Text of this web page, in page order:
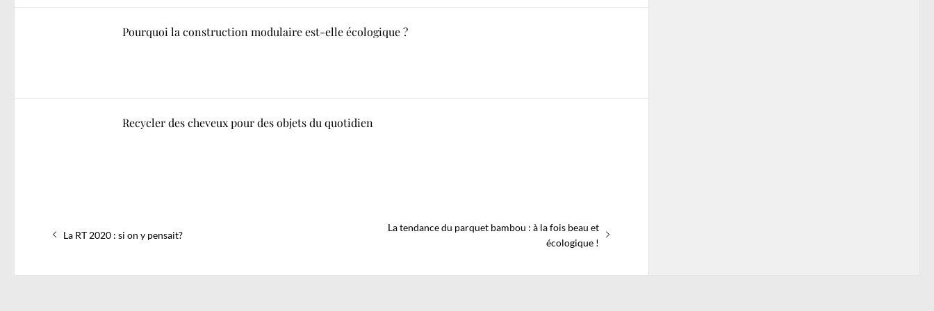
Pourquoi la construction modulaire est-elle écologique ?
Recycler des cheveux pour des objets du quotidien
de
Previous
La RT 2020 : si on y pensait?
Next
La tendance du parquet bambou : à la fois beau et
écologique !